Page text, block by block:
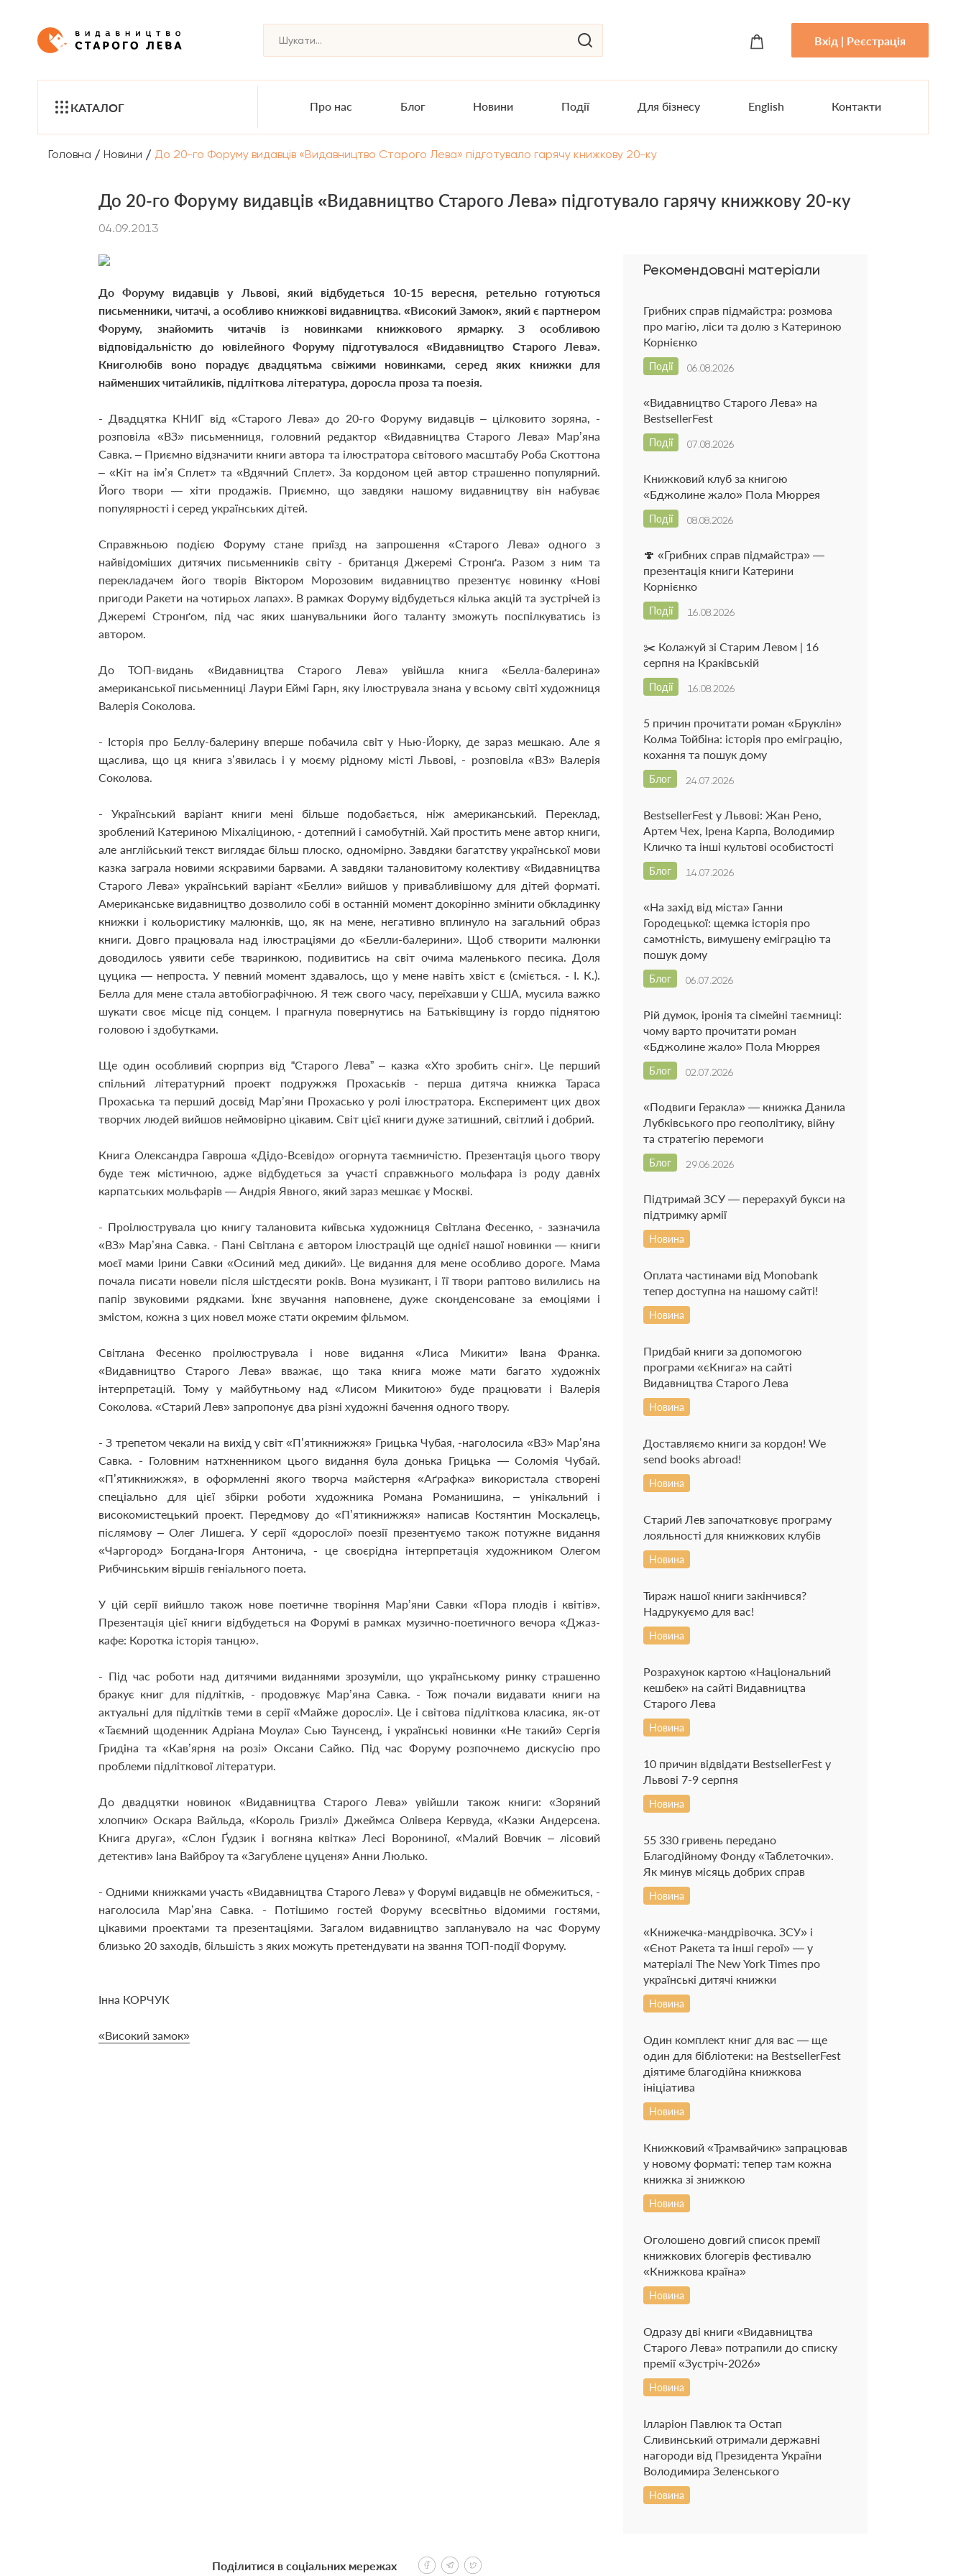
Вхід | Реєстрація
КАТАЛОГ Про нас Блог Новини Події Для бізнесу English Контакти
Головна / Новини / До 20-го Форуму видавців «Видавництво Старого Лева» підготувало гарячу книжкову 20-ку
До 20-го Форуму видавців «Видавництво Старого Лева» підготувало гарячу книжкову 20-ку
04.09.2013
До Форуму видавців у Львові, який відбудеться 10-15 вересня, ретельно готуються
письменники, читачі, а особливо книжкові видавництва. «Високий Замок», який є партнером
Форуму, знайомить читачів із новинками книжкового ярмарку. З особливою
відповідальністю до ювілейного Форуму підготувалося «Видавництво Старого Лева».
Книголюбів воно порадує двадцятьма свіжими новинками, серед яких книжки для
найменших читайликів, підліткова література, доросла проза та поезія.
- Двадцятка КНИГ від «Старого Лева» до 20-го Форуму видавців – цілковито зоряна, -
розповіла «ВЗ» письменниця, головний редактор «Видавництва Старого Лева» Мар’яна
Савка. – Приємно відзначити книги автора та ілюстратора світового масштабу Роба Скоттона
– «Кіт на ім’я Сплет» та «Вдячний Сплет». За кордоном цей автор страшенно популярний.
Його твори — хіти продажів. Приємно, що завдяки нашому видавництву він набуває
популярності і серед українських дітей.
Справжньою подією Форуму стане приїзд на запрошення «Старого Лева» одного з
найвідоміших дитячих письменників світу - британця Джеремі Стронґа. Разом з ним та
перекладачем його творів Віктором Морозовим видавництво презентує новинку «Нові
пригоди Ракети на чотирьох лапах». В рамках Форуму відбудеться кілька акцій та зустрічей із
Джеремі Стронґом, під час яких шанувальники його таланту зможуть поспілкуватись із
автором.
До ТОП-видань «Видавництва Старого Лева» увійшла книга «Белла-балерина»
американської письменниці Лаури Еймі Гарн, яку ілюструвала знана у всьому світі художниця
Валерія Соколова.
- Історія про Беллу-балерину вперше побачила світ у Нью-Йорку, де зараз мешкаю. Але я
щаслива, що ця книга з’явилась і у моєму рідному місті Львові, - розповіла «ВЗ» Валерія
Соколова.
- Український варіант книги мені більше подобається, ніж американський. Переклад,
зроблений Катериною Міхаліциною, - дотепний і самобутній. Хай простить мене автор книги,
але англійський текст виглядає більш плоско, одномірно. Завдяки багатству української мови
казка заграла новими яскравими барвами. А завдяки талановитому колективу «Видавництва
Старого Лева» український варіант «Белли» вийшов у привабливішому для дітей форматі.
Американське видавництво дозволило собі в останній момент докорінно змінити обкладинку
книжки і кольористику малюнків, що, як на мене, негативно вплинуло на загальний образ
книги. Довго працювала над ілюстраціями до «Белли-балерини». Щоб створити малюнки
доводилось уявити себе тваринкою, подивитись на світ очима маленького песика. Доля
цуцика — непроста. У певний момент здавалось, що у мене навіть хвіст є (сміється. - І. К.).
Белла для мене стала автобіографічною. Я теж свого часу, переїхавши у США, мусила важко
шукати своє місце під сонцем. І прагнула повернутись на Батьківщину із гордо піднятою
головою і здобутками.
Ще один особливий сюрприз від “Старого Лева” – казка «Хто зробить сніг». Це перший
спільний літературний проект подружжя Прохаськів - перша дитяча книжка Тараса
Прохаська та перший досвід Мар’яни Прохасько у ролі ілюстратора. Експеримент цих двох
творчих людей вийшов неймовірно цікавим. Світ цієї книги дуже затишний, світлий і добрий.
Книга Олександра Гавроша «Дідо-Всевідо» огорнута таємничістю. Презентація цього твору
буде теж містичною, адже відбудеться за участі справжнього мольфара із роду давніх
карпатських мольфарів — Андрія Явного, який зараз мешкає у Москві.
- Проілюструвала цю книгу талановита київська художниця Світлана Фесенко, - зазначила
«ВЗ» Мар’яна Савка. - Пані Світлана є автором ілюстрацій ще однієї нашої новинки — книги
моєї мами Ірини Савки «Осиний мед дикий». Це видання для мене особливо дороге. Мама
почала писати новели після шістдесяти років. Вона музикант, і її твори раптово вилились на
папір звуковими рядками. Їхнє звучання наповнене, дуже сконденсоване за емоціями і
змістом, кожна з цих новел може стати окремим фільмом.
Світлана Фесенко проілюструвала і нове видання «Лиса Микити» Івана Франка.
«Видавництво Старого Лева» вважає, що така книга може мати багато художніх
інтерпретацій. Тому у майбутньому над «Лисом Микитою» буде працювати і Валерія
Соколова. «Старий Лев» запропонує два різні художні бачення одного твору.
- З трепетом чекали на вихід у світ «П’ятикнижжя» Грицька Чубая, -наголосила «ВЗ» Мар’яна
Савка. - Головним натхненником цього видання була донька Грицька — Соломія Чубай.
«П’ятикнижжя», в оформленні якого творча майстерня «Аґрафка» використала створені
спеціально для цієї збірки роботи художника Романа Романишина, – унікальний і
високомистецький проект. Передмову до «П’ятикнижжя» написав Костянтин Москалець,
післямову – Олег Лишега. У серії «дорослої» поезії презентуємо також потужне видання
«Чаргород» Богдана-Ігоря Антонича, - це своєрідна інтерпретація художником Олегом
Рибчинським віршів геніального поета.
У цій серії вийшло також нове поетичне творіння Мар’яни Савки «Пора плодів і квітів».
Презентація цієї книги відбудеться на Форумі в рамках музично-поетичного вечора «Джаз-
кафе: Коротка історія танцю».
- Під час роботи над дитячими виданнями зрозуміли, що українському ринку страшенно
бракує книг для підлітків, - продовжує Мар’яна Савка. - Тож почали видавати книги на
актуальні для підлітків теми в серії «Майже дорослі». Це і світова підліткова класика, як-от
«Таємний щоденник Адріана Моула» Сью Таунсенд, і українські новинки «Не такий» Сергія
Гридіна та «Кав’ярня на розі» Оксани Сайко. Під час Форуму розпочнемо дискусію про
проблеми підліткової літератури.
До двадцятки новинок «Видавництва Старого Лева» увійшли також книги: «Зоряний
хлопчик» Оскара Вайльда, «Король Гризлі» Джеймса Олівера Кервуда, «Казки Андерсена.
Книга друга», «Слон Ґудзик і вогняна квітка» Лесі Ворониної, «Малий Вовчик – лісовий
детектив» Іана Вайброу та «Загублене цуценя» Анни Люлько.
- Одними книжками участь «Видавництва Старого Лева» у Форумі видавців не обмежиться, -
наголосила Мар’яна Савка. - Потішимо гостей Форуму всесвітньо відомими гостями,
цікавими проектами та презентаціями. Загалом видавництво запланувало на час Форуму
близько 20 заходів, більшість з яких можуть претендувати на звання ТОП-події Форуму.
Інна КОРЧУК
«Високий замок»
Рекомендовані матеріали
Грибних справ підмайстра: розмова
про магію, ліси та долю з Катериною
Корнієнко
06.08.2026
Події
«Видавництво Старого Лева» на
BestsellerFest
07.08.2026
Події
Книжковий клуб за книгою
«Бджолине жало» Пола Мюррея
08.08.2026
Події
🍄 «Грибних справ підмайстра» —
презентація книги Катерини
Корнієнко
16.08.2026
Події
✂️ Колажуй зі Старим Левом | 16
серпня на Краківській
16.08.2026
Події
5 причин прочитати роман «Бруклін»
Колма Тойбіна: історія про еміграцію,
кохання та пошук дому
24.07.2026
Блог
BestsellerFest у Львові: Жан Рено,
Артем Чех, Ірена Карпа, Володимир
Кличко та інші культові особистості
14.07.2026
Блог
«На захід від міста» Ганни
Городецької: щемка історія про
самотність, вимушену еміграцію та
пошук дому
06.07.2026
Блог
Рій думок, іронія та сімейні таємниці:
чому варто прочитати роман
«Бджолине жало» Пола Мюррея
02.07.2026
Блог
«Подвиги Геракла» — книжка Данила
Лубківського про геополітику, війну
та стратегію перемоги
29.06.2026
Блог
Підтримай ЗСУ — перерахуй букси на
підтримку армії
Новина
Оплата частинами від Monobank
тепер доступна на нашому сайті!
Новина
Придбай книги за допомогою
програми «єКнига» на сайті
Видавництва Старого Лева
Новина
Доставляємо книги за кордон! We
send books abroad!
Новина
Старий Лев започатковує програму
лояльності для книжкових клубів
Новина
Тираж нашої книги закінчився?
Надрукуємо для вас!
Новина
Розрахунок картою «Національний
кешбек» на сайті Видавництва
Старого Лева
Новина
10 причин відвідати BestsellerFest у
Львові 7-9 серпня
Новина
55 330 гривень передано
Благодійному Фонду «Таблеточки».
Як минув місяць добрих справ
Новина
«Книжечка-мандрівочка. ЗСУ» і
«Єнот Ракета та інші герої» — у
матеріалі The New York Times про
українські дитячі книжки
Новина
Один комплект книг для вас — ще
один для бібліотеки: на BestsellerFest
діятиме благодійна книжкова
ініціатива
Новина
Книжковий «Трамвайчик» запрацював
у новому форматі: тепер там кожна
книжка зі знижкою
Новина
Оголошено довгий список премії
книжкових блогерів фестивалю
«Книжкова країна»
Новина
Одразу дві книги «Видавництва
Старого Лева» потрапили до списку
премії «Зустріч-2026»
Новина
Ілларіон Павлюк та Остап
Сливинський отримали державні
нагороди від Президента України
Володимира Зеленського
Новина
Поділитися в соціальних мережах